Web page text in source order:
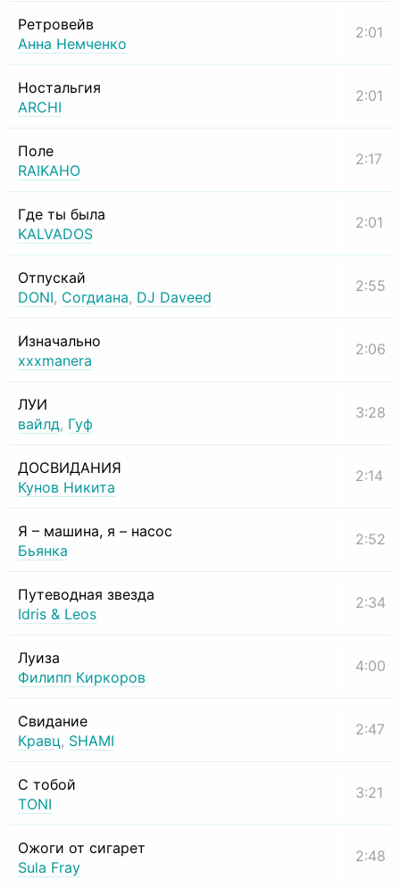
Ретровейв
Анна Немченко
2:01
Ностальгия
ARCHI
2:01
Поле
RAIKAHO
2:17
Где ты была
KALVADOS
2:01
Отпускай
DONI, Согдиана, DJ Daveed
2:55
Изначально
xxxmanera
2:06
ЛУИ
вайлд, Гуф
3:28
ДОСВИДАНИЯ
Кунов Никита
2:14
Я – машина, я – насос
Бьянка
2:52
Путеводная звезда
Idris & Leos
2:34
Луиза
Филипп Киркоров
4:00
Свидание
Кравц, SHAMI
2:47
С тобой
TONI
3:21
Ожоги от сигарет
Sula Fray
2:48